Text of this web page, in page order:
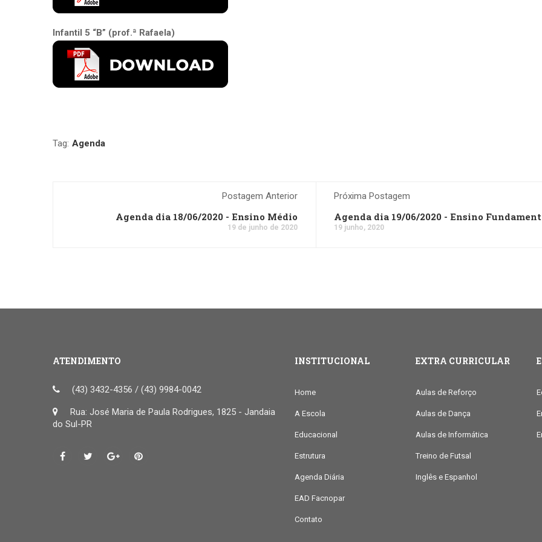
Infantil 5 “B” (prof.ª Rafaela)
Tag: Agenda
Postagem Anterior
Agenda dia 18/06/2020 - Ensino Médio
19 de junho de 2020
Próxima Postagem
Agenda dia 19/06/2020 - Ensino
19 junho, 2020
ATENDIMENTO
(43) 3432-4356 / (43) 9984-0042
Rua: José Maria de Paula Rodrigues, 1825 - Jandaia
do Sul-PR
INSTITUCIONAL
Home
A Escola
Educacional
Estrutura
Agenda Diária
EAD Facnopar
Contato
EXTRA CURRICULAR
Aulas de Reforço
Aulas de Dança
Aulas de Informática
Treino de Futsal
Inglês e Espanhol